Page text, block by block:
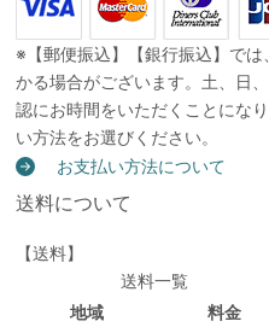
※【郵便振込】【銀行振込】で
かる場合がございます。土、日
認にお時間をいただくことにな
い方法をお選びください。
お支払い方法について
送料について
【送料】
送料一覧
地域
料金